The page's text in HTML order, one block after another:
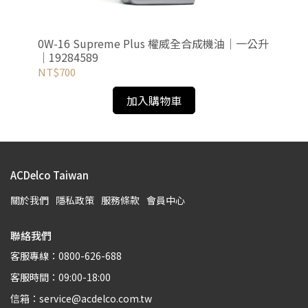
0W-16 Supreme Plus 權威全合成機油｜一公升
｜19284589
NT$700
加入購物車
ACDelco Taiwan
關於我們 隱私政策 服務條款 會員中心
聯絡我們
客服專線：0800-626-688
客服時間：09:00-18:00
信箱：service@acdelco.com.tw